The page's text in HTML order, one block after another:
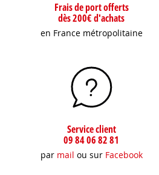
Frais de port offerts
dès 200€ d'achats
en France métropolitaine
Service client
09 84 06 82 81
par mail ou sur Facebook